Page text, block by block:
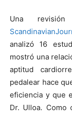
Una
Scandinavian
analizó 16
mostró una
aptitud
pedalear hace
eficiencia y que
Dr. Ulloa. Como